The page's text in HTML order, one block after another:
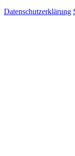
Datenschutzerklärung